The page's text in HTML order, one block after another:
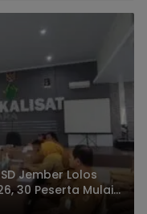
Jember Lolos
30 Peserta Mulai